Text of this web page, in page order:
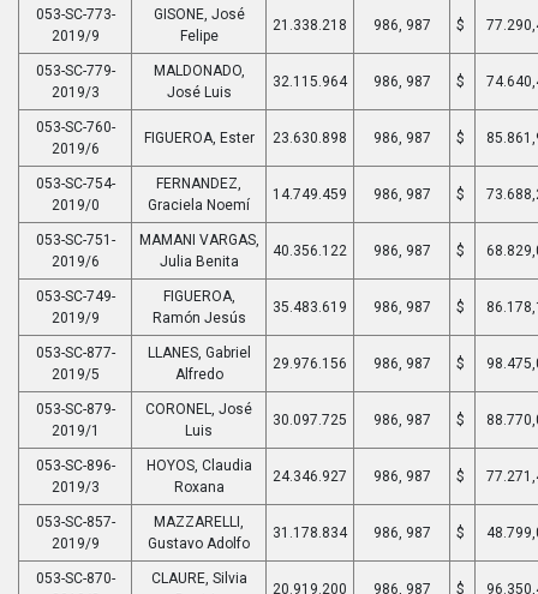
053-SC-773-
2019/9
GISONE, José
Felipe
21.338.218 986, 987 $
053-SC-779-
2019/3
MALDONADO,
José Luis
32.115.964 986, 987 $
053-SC-760-
2019/6
FIGUEROA, Ester 23.630.898 986, 987 $
053-SC-754-
2019/0
FERNANDEZ,
Graciela Noemí
14.749.459 986, 987 $
053-SC-751-
2019/6
MAMANI VARGAS,
Julia Benita
40.356.122 986, 987 $
053-SC-749-
2019/9
FIGUEROA,
Ramón Jesús
35.483.619 986, 987 $
053-SC-877-
2019/5
LLANES, Gabriel
Alfredo
29.976.156 986, 987 $
053-SC-879-
2019/1
CORONEL, José
Luis
30.097.725 986, 987 $
053-SC-896-
2019/3
HOYOS, Claudia
Roxana
24.346.927 986, 987 $
053-SC-857-
2019/9
MAZZARELLI,
Gustavo Adolfo
31.178.834 986, 987 $
053-SC-870-
CLAURE, Silvia
20.919.200 986, 987 $